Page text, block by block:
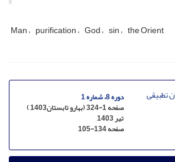
Man purification God sin the Orient
دوره 8، شماره 1
صفحه 1-324 (بهارو تابستان1403 )
تیر 1403
صفحه105-134